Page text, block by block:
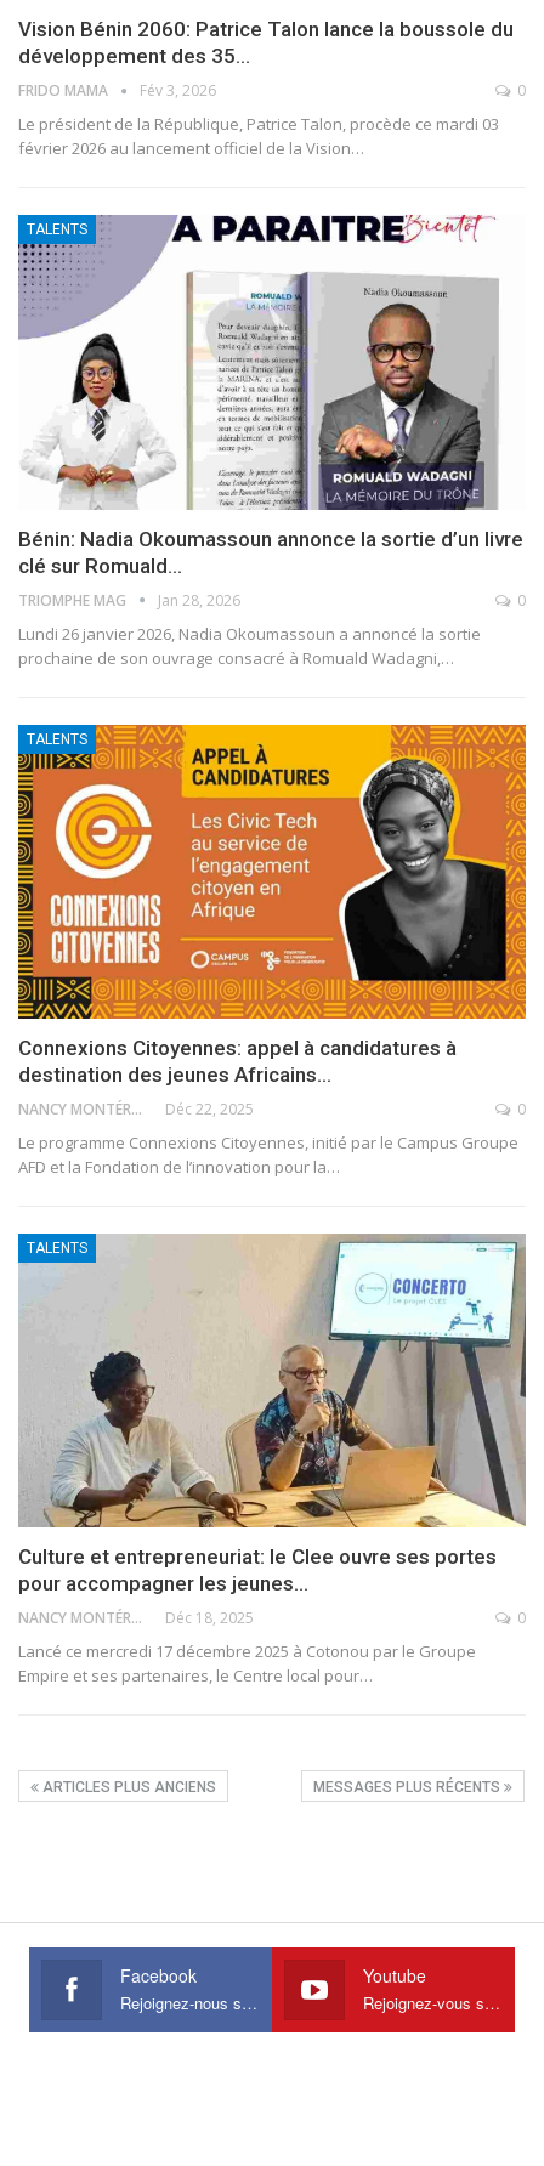
Vision Bénin 2060: Patrice Talon lance la boussole du
développement des 35…
FRIDO MAMA Fév 3, 2026 0
Le président de la République, Patrice Talon, procède ce mardi 03
février 2026 au lancement officiel de la Vision…
TALENTS
Bénin: Nadia Okoumassoun annonce la sortie d’un livre
clé sur Romuald…
TRIOMPHE MAG Jan 28, 2026 0
Lundi 26 janvier 2026, Nadia Okoumassoun a annoncé la sortie
prochaine de son ouvrage consacré à Romuald Wadagni, …
TALENTS
Connexions Citoyennes: appel à candidatures à
destination des jeunes Africains…
NANCY MONTÉRO Déc 22, 2025 0
Le programme Connexions Citoyennes, initié par le Campus Groupe
AFD et la Fondation de l’innovation pour la…
TALENTS
Culture et entrepreneuriat: le Clee ouvre ses portes
pour accompagner les jeunes…
NANCY MONTÉRO Déc 18, 2025 0
Lancé ce mercredi 17 décembre 2025 à Cotonou par le Groupe
Empire et ses partenaires, le Centre local pour…
ARTICLES PLUS ANCIENS MESSAGES PLUS RÉCENTS
Facebook
Rejoignez-nous sur Facebook
Youtube
Rejoignez-vous sur Youtube